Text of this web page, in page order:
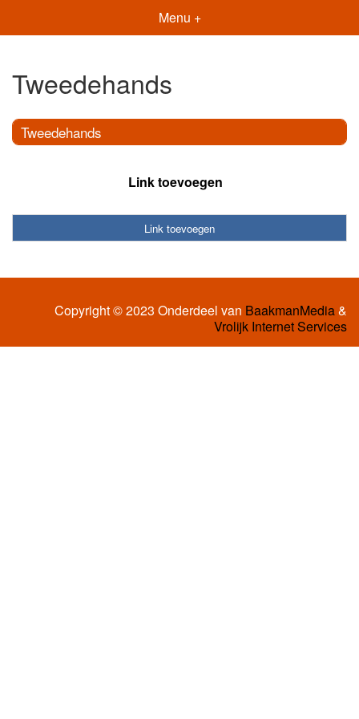
Menu +
Tweedehands
Tweedehands
Link toevoegen
Link toevoegen
Copyright © 2023 Onderdeel van BaakmanMedia&
Vrolijk Internet Services